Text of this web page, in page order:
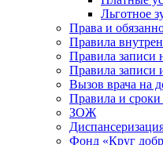
Льготное
Права и
Правила
Правила записи
Правила записи
Вызов врача на
Правила и сроки
ЗОЖ
Фонд «Круг